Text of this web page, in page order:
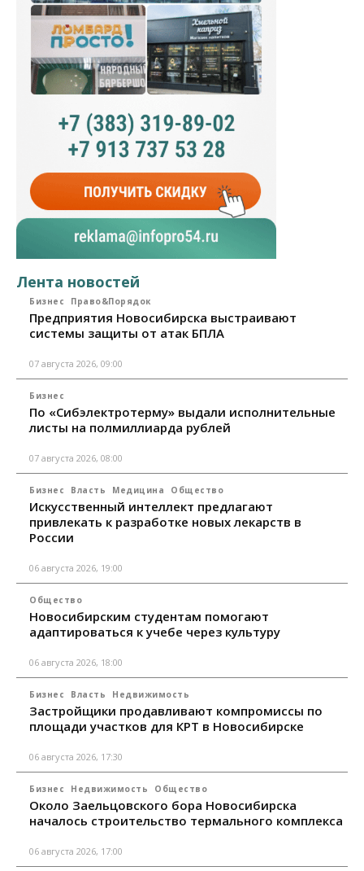
Лента новостей
Бизнес Право&Порядок
Предприятия Новосибирска выстраивают
системы защиты от атак БПЛА
07 августа 2026, 09:00
Бизнес
По «Сибэлектротерму» выдали исполнительные
листы на полмиллиарда рублей
07 августа 2026, 08:00
Бизнес Власть Медицина Общество
Искусственный интеллект предлагают
привлекать к разработке новых лекарств в
России
06 августа 2026, 19:00
Общество
Новосибирским студентам помогают
адаптироваться к учебе через культуру
06 августа 2026, 18:00
Бизнес Власть Недвижимость
Застройщики продавливают компромиссы по
площади участков для КРТ в Новосибирске
06 августа 2026, 17:30
Бизнес Недвижимость Общество
Около Заельцовского бора Новосибирска
началось строительство термального комплекса
06 августа 2026, 17:00